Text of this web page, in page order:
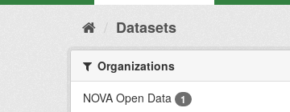
Datasets
Organizations
NOVA Open Data
1